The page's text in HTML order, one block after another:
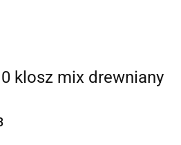
klosz mix drewniany